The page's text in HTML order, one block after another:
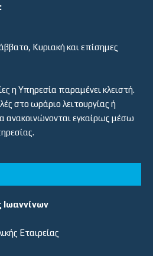
Κυριακή και επίσημες
η Υπηρεσία παραμένει κλειστή.
στο ωράριο λειτουργίας ή
ανακοινώνονται εγκαίρως μέσω
Εταιρείας